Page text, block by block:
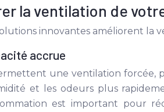
la ventilation de
innovantes améliorent la
accrue
une ventilation
et les odeurs plus
est important pour